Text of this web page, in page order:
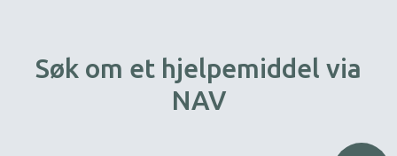
Søk om et hjelpemiddel via
NAV